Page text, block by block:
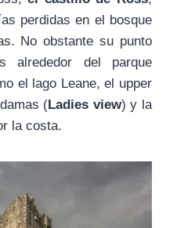
perdidas en el bosque
No obstante su punto
alrededor del parque
el lago Leane, el upper
(Ladies view) y la
la costa.